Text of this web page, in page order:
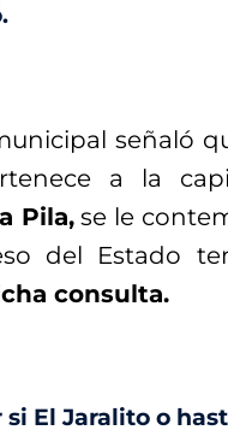
señaló
a la
Pila,se le
del Estado
consulta.
El Jaralito o